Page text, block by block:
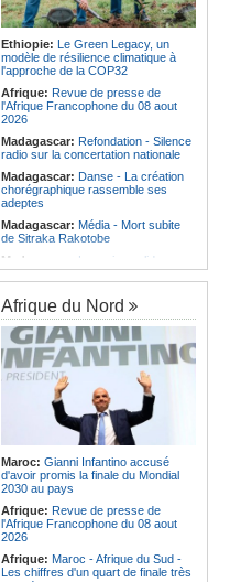
Angola:Le pays totalise six
médailles au Championnat du
monde de ju-jitsu
Angola:Le pays criminalise la
diffusion de fausses informations
sur Internet
Ethiopie: Le Green Legacy, un
modèle de résilience climatique à
l'approche de la COP32
Afrique: Revue de presse de
l'Afrique Francophone du 08 aout
2026
Madagascar: Refondation - Silence
radio sur la concertation nationale
Madagascar: Danse - La création
chorégraphique rassemble ses
adeptes
Madagascar: Média - Mort subite
de Sitraka Rakotobe
Madagascar: Les reins solides
Madagascar:Vol à la tire - Un
en prison
Madagascar:Athlétisme - 100
mètres - Junior Tsiravay et Zo
Rakotonary co-champions
Madagascar:
Rakotondramiara, Président du
Rouge - « Aucun retour
d'investissement pour les petits
Agroalimentaire - Les
boissons locales conquièrent le
marché
Afrique du Nord
Maroc: Gianni Infantino accusé
d'avoir promis la finale du Mondial
2030 au pays
Afrique: Revue de presse de
l'Afrique Francophone du 08 aout
2026
Afrique: Maroc - Afrique du Sud -
Les chiffres d'un quart de finale très